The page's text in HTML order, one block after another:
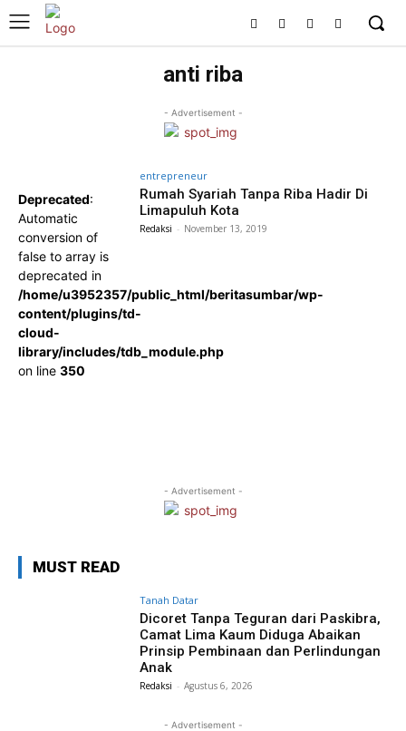
anti riba
- Advertisement -
Deprecated:
Automatic
conversion of
false to array is
deprecated in
/home/u3952357/public_html/beritasumbar/wp-
content/plugins/td-
cloud-
library/includes/tdb_module.php
on line 350
entrepreneur
Rumah Syariah Tanpa Riba Hadir Di
Limapuluh Kota
Redaksi - November 13, 2019
- Advertisement -
MUST READ
Tanah Datar
Dicoret Tanpa Teguran dari Paskibra,
Camat Lima Kaum Diduga Abaikan
Prinsip Pembinaan dan Perlindungan
Anak
Redaksi - Agustus 6, 2026
- Advertisement -